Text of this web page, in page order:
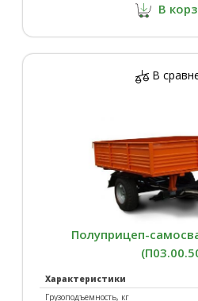
В
В
Полуприцеп-
Характеристики
Грузоподъемность, кг